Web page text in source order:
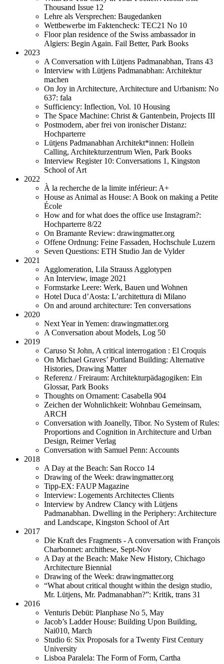
Thousand Issue 12
Lehre als Versprechen: Baugedanken
Wettbewerbe im Faktencheck: TEC21 No 10
Floor plan residence of the Swiss ambassador in
Algiers: Begin Again. Fail Better, Park Books
2023
A Conversation with Lütjens Padmanabhan, Trans 43
Interview with Lütjens Padmanabhan: Architektur
machen
On Joy in Architecture, Architecture and Urbanism: No
637: fala
Sufficiency: Inflection, Vol. 10 Housing
The Space Machine: Christ & Gantenbein, Projects III
Postmodern, aber frei von ironischer Distanz:
Hochparterre
Lütjens Padmanabhan Architekt*innen: Hollein
Calling, Architekturzentrum Wien, Park Books
Interview Register 10: Conversations 1, Kingston
School of Art
2022
À la recherche de la limite inférieur: A+
House as Animal as House: A Book on making a Petite
École
How and for what does the office use Instagram?:
Hochparterre 8/22
On Bramante Review: drawingmatter.org
Offene Ordnung: Feine Fassaden, Hochschule Luzern
Seven Questions: ETH Studio Jan de Vylder
2021
Agglomeration, Lila Strauss Agglotypen
An Interview, image 2021
Formstarke Leere: Werk, Bauen und Wohnen
Hotel Duca d’Aosta: L’architettura di Milano
On and around architecture: Ten conversations
2020
Next Year in Yemen: drawingmatter.org
A Conversation about Models, Log 50
2019
Caruso St John, A critical interrogation : El Croquis
On Michael Graves’ Portland Building: Alternative
Histories, Drawing Matter
Referenz / Freiraum: Architekturpädagogiken: Ein
Glossar, Park Books
Thoughts on Ornament: Casabella 904
Zeichen der Wohnlichkeit: Wohnbau Gemeinsam,
ARCH
Conversation with Joanelly, Tibor. No System of Rules:
Proportions and Cognition in Architecture and Urban
Design, Reimer Verlag
Conversation with Samuel Penn: Accounts
2018
A Day at the Beach: San Rocco 14
Drawing of the Week: drawingmatter.org
Tipp-EX: FAUP Magazine
Interview: Logements Architectes Clients
Interview by Andrew Clancy with Lütjens
Padmanabhan. Dwelling in the Periphery: Architecture
and Landscape, Kingston School of Art
2017
Die Kraft des Fragments - A conversation with François
Charbonnet: archithese, Sept-Nov
A Day at the Beach: Make New History, Chichago
Architecture Biennial
Drawing of the Week: drawingmatter.org
“What about critical thought within the design studio,
Mr. Lütjens, Mr. Padmanabhan?”: Kritik, trans 31
2016
Venturis Debüt: Planphase No 5, May
Jacob’s Ladder House: Building Upon Building,
Nai010, March
Studio 6: Six Proposals for a Twenty First Century
University
Lisboa Paralela: The Form of Form, Cartha